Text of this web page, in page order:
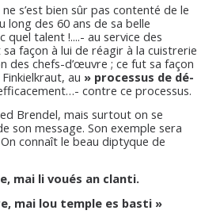
bien sûr pas contenté de le
long des 60 ans de sa belle
talent !....- au service des
façon à lui de réagir à la cuistrerie
des chefs-d’œuvre ; ce fut sa façon
au » processus de dé-
contre ce processus.
mais surtout on se
son message. Son exemple sera
connaît le beau diptyque de
mai li voués an clanti.
mai lou temple es basti »